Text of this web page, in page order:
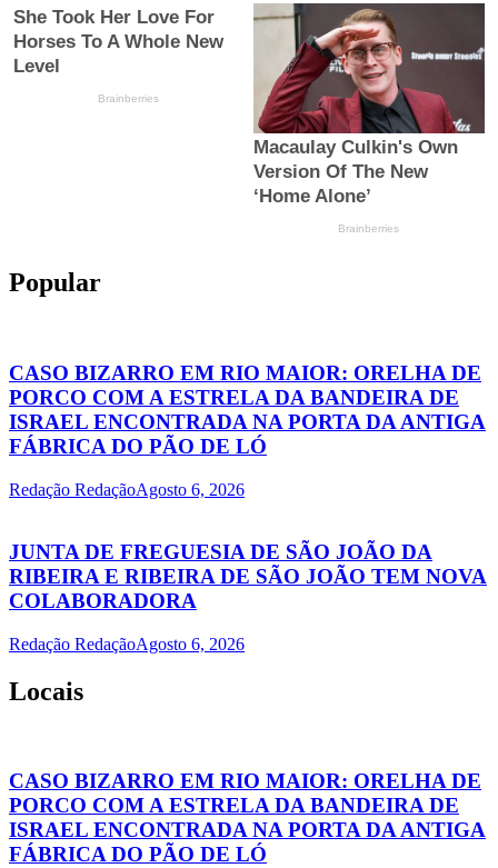
Popular
CASO BIZARRO EM RIO MAIOR: ORELHA DE
PORCO COM A ESTRELA DA BANDEIRA DE
ISRAEL ENCONTRADA NA PORTA DA ANTIGA
FÁBRICA DO PÃO DE LÓ
Redação RedaçãoAgosto 6, 2026
JUNTA DE FREGUESIA DE SÃO JOÃO DA
RIBEIRA E RIBEIRA DE SÃO JOÃO TEM NOVA
COLABORADORA
Redação RedaçãoAgosto 6, 2026
Locais
CASO BIZARRO EM RIO MAIOR: ORELHA DE
PORCO COM A ESTRELA DA BANDEIRA DE
ISRAEL ENCONTRADA NA PORTA DA ANTIGA
FÁBRICA DO PÃO DE LÓ